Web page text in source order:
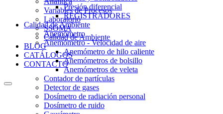
Variables de Procesos
Laboratorio
SSOMA
Calidad de Ambiente
BLOG
CATÁLOGOS
CONTACTO
Presión diferencial
REGISTRADORES
Calidad de Ambiente
Anemómetro
Anemómetro - Velocidad de aire
Anemómetro de hilo caliente
Anemómetros de bolsillo
Anemómetros de veleta
Contador de partículas
Detector de gases
Dosímetro de radiación personal
Dosímetro de ruido